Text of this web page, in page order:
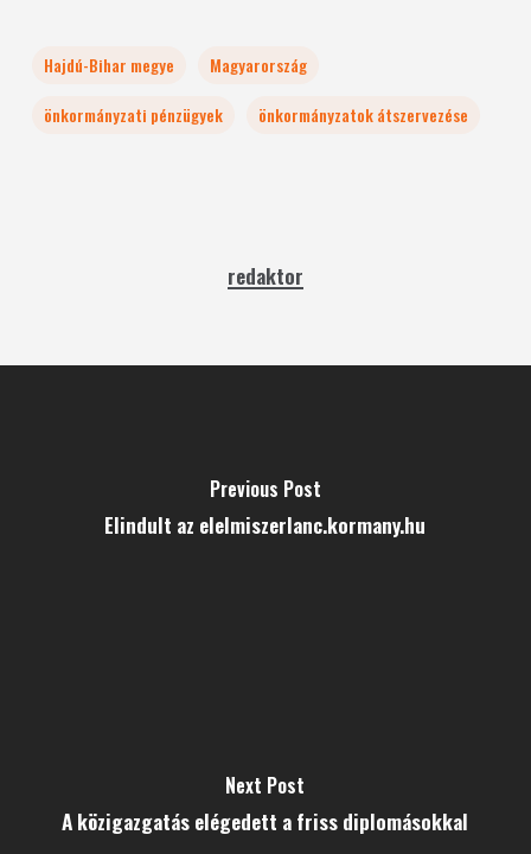
Hajdú-Bihar megye
Magyarország
önkormányzati pénzügyek
önkormányzatok átszervezése
redaktor
Previous Post
Elindult az elelmiszerlanc.kormany.hu
Next Post
A közigazgatás elégedett a friss diplomásokkal